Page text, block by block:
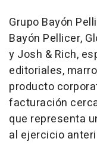
Grupo Bayón
Bayón Pellicer,
y Josh & Rich,
editoriales,
producto
facturación
que representa
al ejercicio